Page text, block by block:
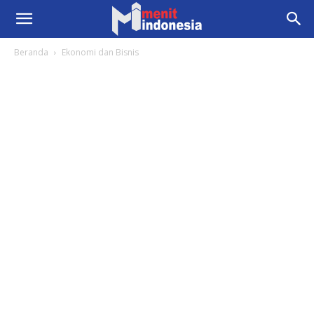
Beranda Ekonomi dan Bisnis